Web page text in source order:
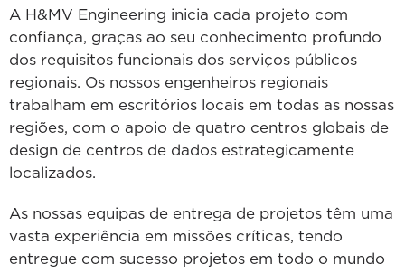
A H&MV Engineering inicia cada projeto com
confiança, graças ao seu conhecimento profundo
dos requisitos funcionais dos serviços públicos
regionais. Os nossos engenheiros regionais
trabalham em escritórios locais em todas as nossas
regiões, com o apoio de quatro centros globais de
design de centros de dados estrategicamente
localizados.
As nossas equipas de entrega de projetos têm uma
vasta experiência em missões críticas, tendo
entregue com sucesso projetos em todo o mundo